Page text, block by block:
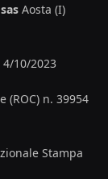
Aosta (I)
10/2023
n. 39954
Stampa